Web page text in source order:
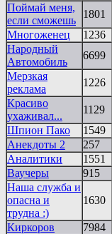
Поймай меня,
если сможешь
1801
Многоженец
1236
Народный
Автомобиль
6699
Мерзкая
реклама
1226
Красиво
ухаживал...
1129
Шпион Пако
1549
Анекдоты 2
257
Aналитики
1551
Ваучеры
915
Наша служба и
опасна и
трудна :)
1630
Киркоров 7984